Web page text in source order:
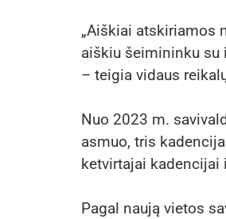
„Aiškiai atskiriamos
aiškiu šeimininku su
– teigia vidaus
Nuo 2023 m.
asmuo, tris
ketvirtajai kadencijai
Pagal naują vietos